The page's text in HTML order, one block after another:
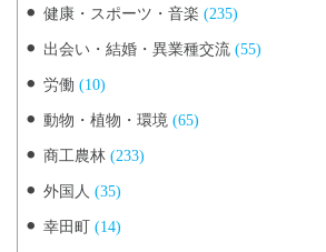
健康・スポーツ・音楽 (235)
出会い・結婚・異業種交流 (55)
労働 (10)
動物・植物・環境 (65)
商工農林 (233)
外国人 (35)
幸田町 (14)